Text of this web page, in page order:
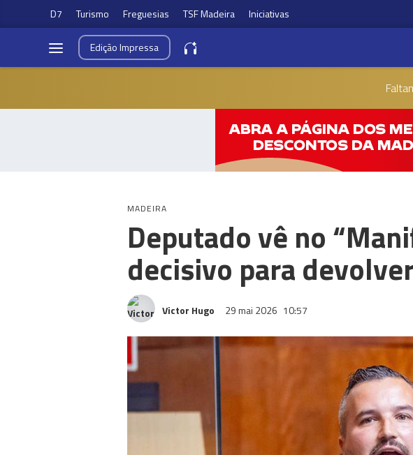
D7 Turismo Freguesias TSF Madeira Iniciativas
EdiçãoImpressa
MADEIRA
Deputado vê no
decisivo para
Victor Hugo 29 mai 2026 10:57